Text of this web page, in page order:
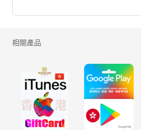
代理發行的3D模擬社區遊戲
交陪伴、多樣小遊戲、宏大劇
增加遊戲更多新穎的
現在，「摩爾莊園手遊」首次“
即將開啟，請各位小摩爾
請以重逢為名，期待與你們
體驗全新「摩爾莊園」不一樣
相關產品